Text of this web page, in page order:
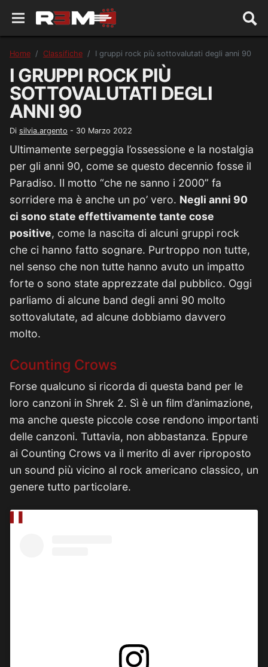
Home Classifiche I gruppi rock più sottovalutati degli anni 90
I GRUPPI ROCK PIÙ
SOTTOVALUTATI DEGLI
ANNI 90
Di silvia.argento - 30 Marzo 2022
Ultimamente serpeggia l’ossessione e la nostalgia
per gli anni 90, come se questo decennio fosse il
Paradiso. Il motto “che ne sanno i 2000” fa
sorridere ma è anche un po’ vero. Negli anni 90
ci sono state effettivamente tante cose
positive, come la nascita di alcuni gruppi rock
che ci hanno fatto sognare. Purtroppo non tutte,
nel senso che non tutte hanno avuto un impatto
forte o sono state apprezzate dal pubblico. Oggi
parliamo di alcune band degli anni 90 molto
sottovalutate, ad alcune dobbiamo davvero
molto.
Counting Crows
Forse qualcuno si ricorda di questa band per le
loro canzoni in Shrek 2. Sì è un film d’animazione,
ma anche queste piccole cose rendono importanti
delle canzoni. Tuttavia, non abbastanza. Eppure
ai Counting Crows va il merito di aver riproposto
un sound più vicino al rock americano classico, un
genere tutto particolare.